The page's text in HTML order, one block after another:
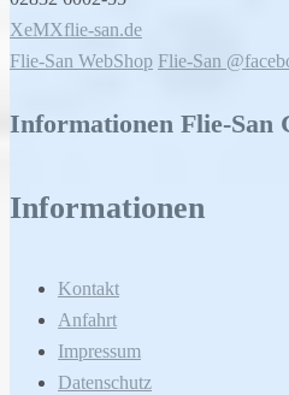
XeMXflie-san.de
Flie-San WebShop Flie-San
Informationen Flie-San
Informationen
Kontakt
Anfahrt
Impressum
Datenschutz